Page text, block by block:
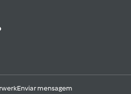
Enviar mensagem